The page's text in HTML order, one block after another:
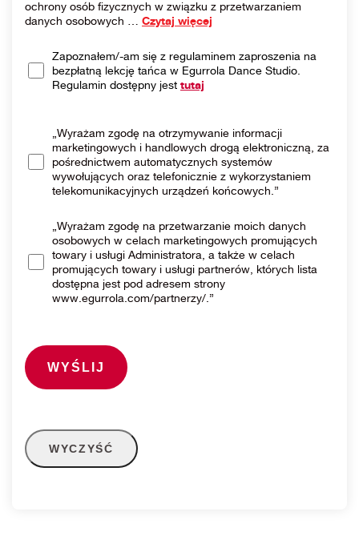
ochrony osób fizycznych w związku z przetwarzaniem
danych osobowych
Czytaj więcej
Zapoznałem/-am się z regulaminem zaproszenia na
bezpłatną lekcję tańca w Egurrola Dance Studio.
Regulamin dostępny jest tutaj
„Wyrażam zgodę na otrzymywanie informacji
marketingowych i handlowych drogą elektroniczną, za
pośrednictwem automatycznych systemów
wywołujących oraz telefonicznie z wykorzystaniem
telekomunikacyjnych urządzeń końcowych.”
„Wyrażam zgodę na przetwarzanie moich danych
osobowych w celach marketingowych promujących
towary i usługi Administratora, a także w celach
promujących towary i usługi partnerów, których lista
dostępna jest pod adresem strony
www.egurrola.com/partnerzy/.”